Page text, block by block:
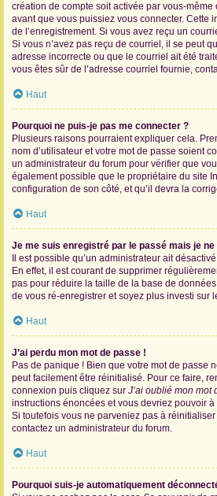
création de compte soit activée par vous-
avant que vous puissiez vous connecter. Cette
de l’enregistrement. Si vous avez reçu un
Si vous n’avez pas reçu de courriel, il se peut
adresse incorrecte ou que le courriel ait été
vous êtes sûr de l’adresse courriel fournie,
Haut
Pourquoi ne puis-je pas me connecter ?
Plusieurs raisons pourraient expliquer cela.
nom d’utilisateur et votre mot de passe soient
un administrateur du forum pour vérifier que
également possible que le propriétaire du site
configuration de son côté, et qu’il devra la
Haut
Je me suis enregistré par le passé mais je
Il est possible qu’un administrateur ait
En effet, il est courant de supprimer
pas pour réduire la taille de la base de
de vous ré-enregistrer et soyez plus investi sur
Haut
J’ai perdu mon mot de passe !
Pas de panique ! Bien que votre mot de passe
peut facilement être réinitialisé. Pour ce faire,
connexion puis cliquez sur J’ai oublié mon mot
instructions énoncées et vous devriez pouvoir
Si toutefois vous ne parveniez pas à
contactez un administrateur du forum.
Haut
Pourquoi suis-je automatiquement